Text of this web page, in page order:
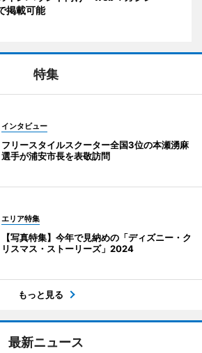
掲載可能
特集
インタビュー
フリースタイルスクーター全国3位の本瀬湧麻
選手が浦安市長を表敬訪問
エリア特集
【写真特集】今年で見納めの「ディズニー・ク
リスマス・ストーリーズ」2024
もっと見る
最新ニュース